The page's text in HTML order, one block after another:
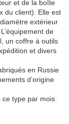
et de la boîte
du client). Elle est
extérieur
de
un coffre à outils
et divers
en Russie
d’origine
type par mois.